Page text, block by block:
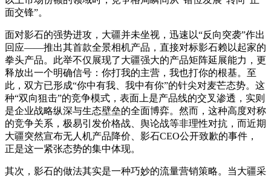
面交锋”。
面对影石的强势进攻，大疆并未坐视，迅速以“反向突袭”作出
回应——推出其首款全景相机产品，直接对标影石赖以起家的
拳头产品。此举不仅展现了大疆强大的产品矩阵延展能力，更
释放出一个明确信号：你打我的主营，我也打你的根基。至
此，双方已形成“你中有我、我中有你”的针尖对麦芒态势。这
种“双向狙击”的竞争模式，表面上是产品线的交叉渗透，实则
是企业战略纵深与生态壁垒的全面博弈。然而，这种高度对称
的竞争关系，极易引发价格战、舆论战等非理性对抗，而近期
大疆突然宣布无人机产品降价、影石CEO公开致歉的事件，
正是这一紧张态势的集中体现。
其次，影石的做法其实是一种巧妙的流量营销策略。当大疆采